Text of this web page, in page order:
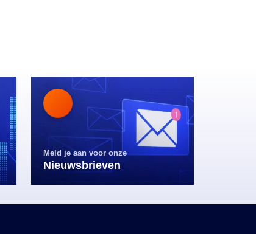
Meld je aan voor onze
Nieuwsbrieven